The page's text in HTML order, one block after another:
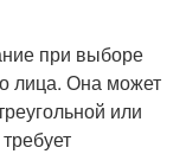
при выборе
лица. Она может
или